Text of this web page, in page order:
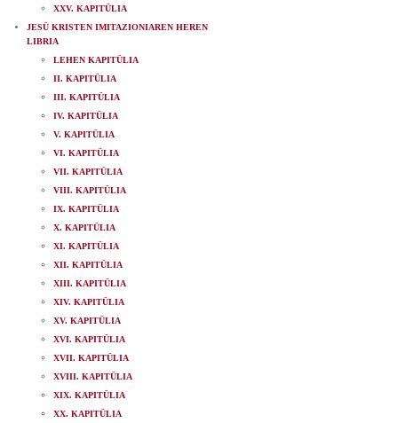
XXV. KAPITÜLIA
JESÜ KRISTEN IMITAZIONIAREN HEREN
LIBRIA
LEHEN KAPITÜLIA
II. KAPITÜLIA
III. KAPITÜLIA
IV. KAPITÜLIA
V. KAPITÜLIA
VI. KAPITÜLIA
VII. KAPITÜLIA
VIII. KAPITÜLIA
IX. KAPITÜLIA
X. KAPITÜLIA
XI. KAPITÜLIA
XII. KAPITÜLIA
XIII. KAPITÜLIA
XIV. KAPITÜLIA
XV. KAPITÜLIA
XVI. KAPITÜLIA
XVII. KAPITÜLIA
XVIII. KAPITÜLIA
XIX. KAPITÜLIA
XX. KAPITÜLIA